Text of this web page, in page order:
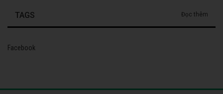
TAGS Đọc thêm
Facebook